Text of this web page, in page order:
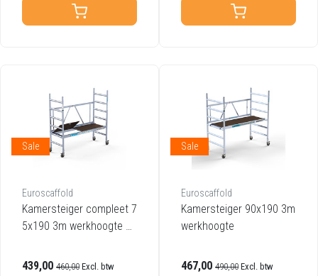
Sale
Euroscaffold
Kamersteiger compleet 7
5x190 3m werkhoogte ca
439,00 460,00 Excl. btw
Sale
Euroscaffold
Kamersteiger 90x190 3m
werkhoogte
467,00 490,00 Excl. btw